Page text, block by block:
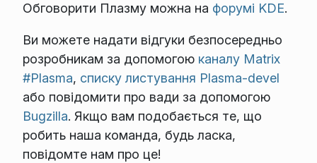
Обговорити Плазму можна на форумі KDE.
Ви можете надати відгуки безпосередньо
розробникам за допомогою каналу Matrix
#Plasma, списку листування Plasma-devel
або повідомити про вади за допомогою
Bugzilla. Якщо вам подобається те, що
робить наша команда, будь ласка,
повідомте нам про це!